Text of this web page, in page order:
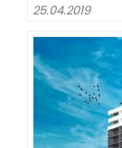
25.04.2019